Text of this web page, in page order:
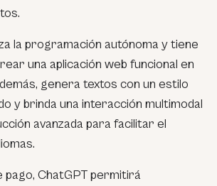
la programación autónoma y tiene
una aplicación web funcional en
genera textos con un estilo
y brinda una interacción multimodal
avanzada para facilitar el
pago, ChatGPT permitirá